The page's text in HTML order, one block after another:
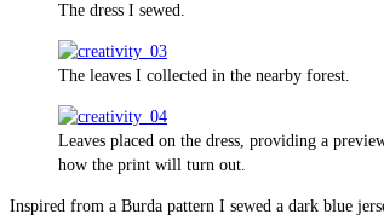
The dress I sewed.
The leaves I collected in the nearby forest.
Leaves placed on the dress, providing a
how the print will turn out.
Inspired from a Burda pattern I sewed a dark blue